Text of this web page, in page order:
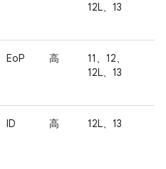
12L、13
EoP 高
11、12、
12L、13
ID 高 12L、13